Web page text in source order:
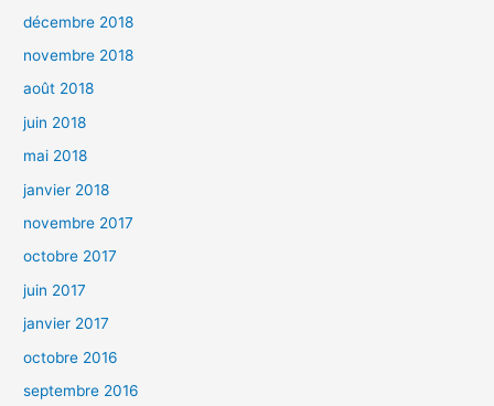
décembre 2018
novembre 2018
août 2018
juin 2018
mai 2018
janvier 2018
novembre 2017
octobre 2017
juin 2017
janvier 2017
octobre 2016
septembre 2016